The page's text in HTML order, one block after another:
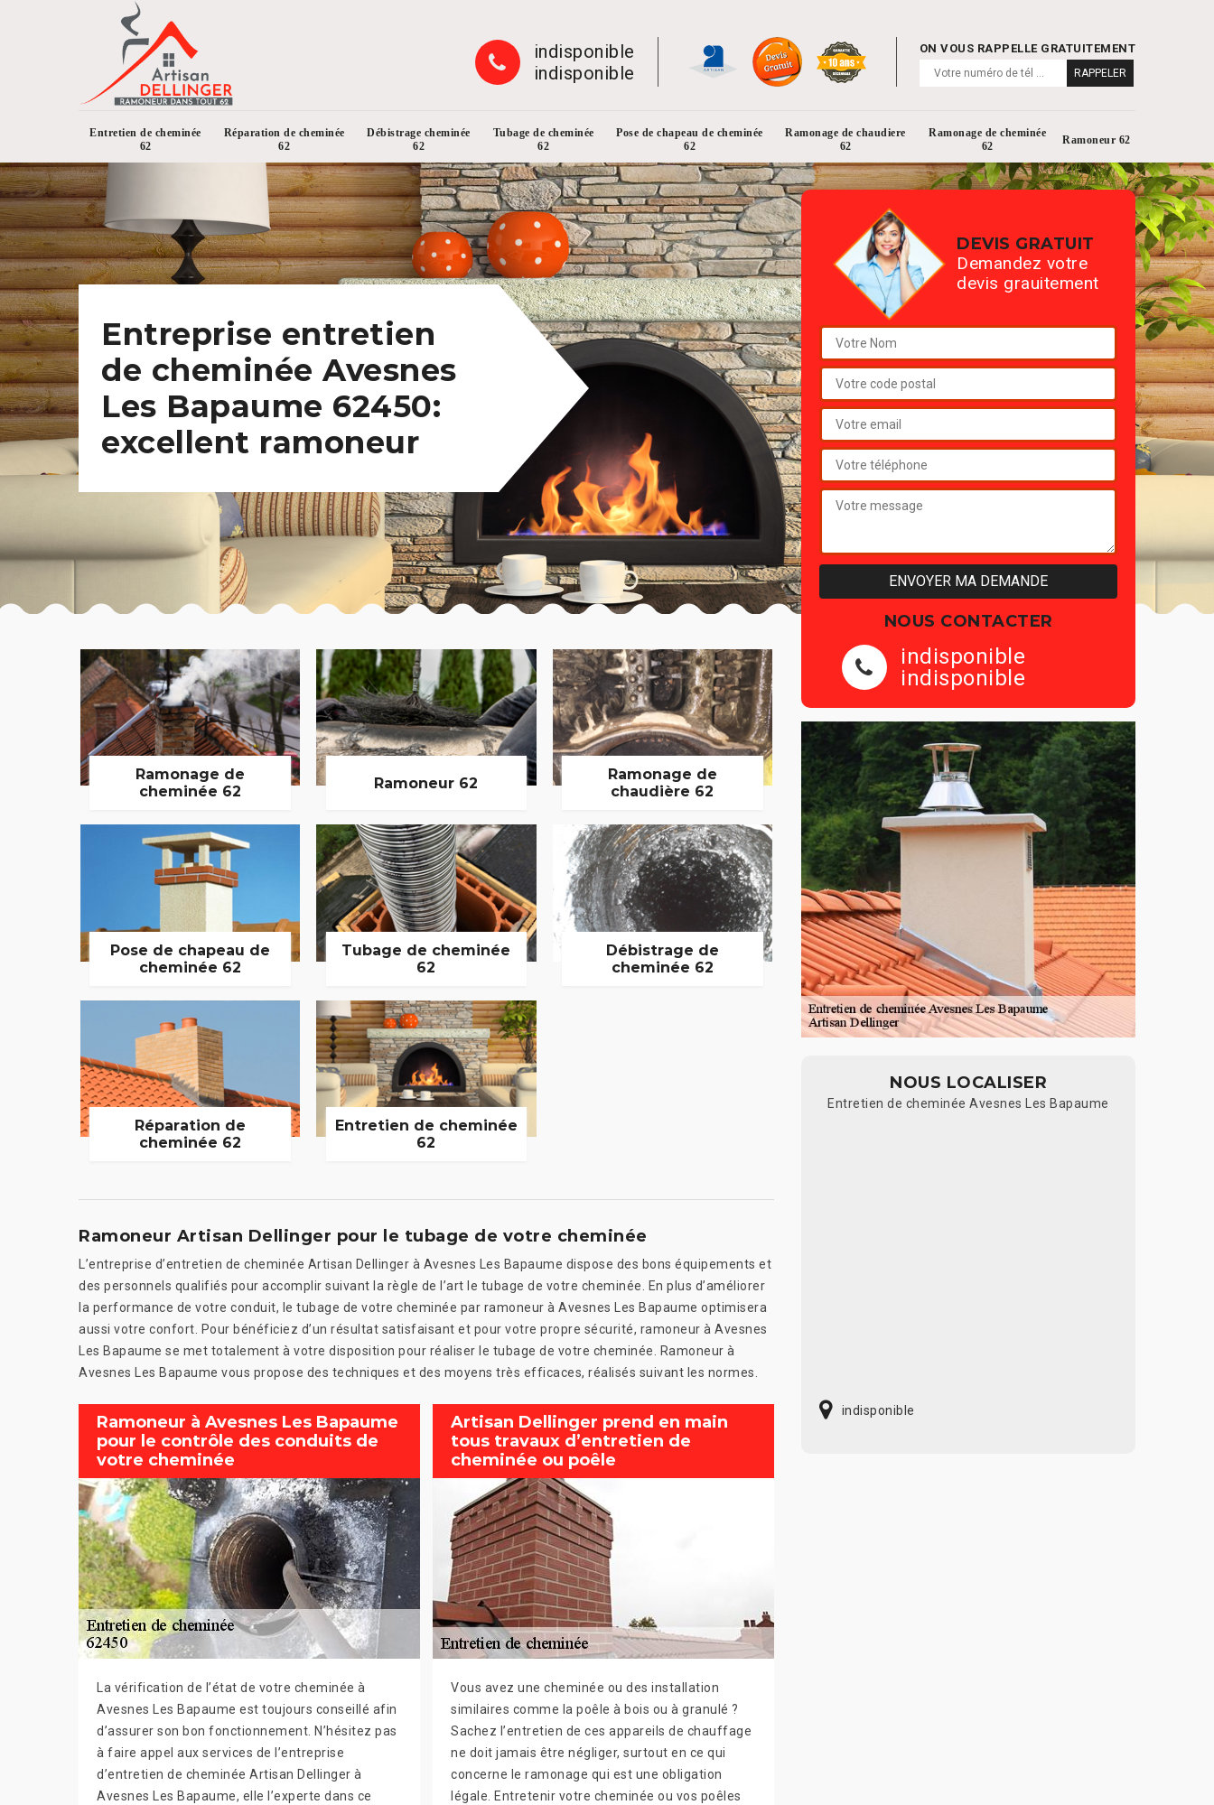
indisponible
indisponible
ON VOUS RAPPELLE GRATUITEMENT
Entretien de cheminée
62
Réparation de cheminée
62
Débistrage cheminée
62
Tubage de cheminée
62
Pose de chapeau de cheminée
62
Ramonage de chaudiere
62
Ramonage de cheminée
62
Ramoneur 62
Entreprise entretien
de cheminée Avesnes
Les Bapaume 62450:
excellent ramoneur
Ramonage de
cheminée 62
Ramoneur 62
Ramonage de
chaudière 62
Pose de chapeau de
cheminée 62
Tubage de cheminée
62
Débistrage de
cheminée 62
Réparation de
cheminée 62
Entretien de cheminée
62
Ramoneur Artisan Dellinger pour le tubage de votre cheminée
L’entreprise d’entretien de cheminée Artisan Dellinger à Avesnes Les Bapaume dispose des bons équipements et
des personnels qualifiés pour accomplir suivant la règle de l’art le tubage de votre cheminée. En plus d’améliorer
la performance de votre conduit, le tubage de votre cheminée par ramoneur à Avesnes Les Bapaume optimisera
aussi votre confort. Pour bénéficiez d’un résultat satisfaisant et pour votre propre sécurité, ramoneur à Avesnes
Les Bapaume se met totalement à votre disposition pour réaliser le tubage de votre cheminée. Ramoneur à
Avesnes Les Bapaume vous propose des techniques et des moyens très efficaces, réalisés suivant les normes.
Ramoneur à Avesnes Les Bapaume
pour le contrôle des conduits de
votre cheminée
La vérification de l’état de votre cheminée à
Avesnes Les Bapaume est toujours conseillé afin
d’assurer son bon fonctionnement. N’hésitez pas
à faire appel aux services de l’entreprise
d’entretien de cheminée Artisan Dellinger à
Avesnes Les Bapaume, elle l’experte dans ce
Artisan Dellinger prend en main
tous travaux d’entretien de
cheminée ou poêle
Vous avez une cheminée ou des installation
similaires comme la poêle à bois ou à granulé ?
Sachez l’entretien de ces appareils de chauffage
ne doit jamais être négliger, surtout en ce qui
concerne le ramonage qui est une obligation
légale. Entretenir votre cheminée ou vos poêles
DEVIS GRATUIT
Demandez votre
devis grauitement
NOUS CONTACTER
indisponible
indisponible
NOUS LOCALISER
Entretien de cheminée Avesnes Les Bapaume
indisponible